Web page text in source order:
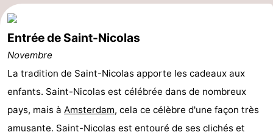
Entrée de Saint-Nicolas
Novembre
La tradition de Saint-Nicolas apporte les cadeaux aux
enfants. Saint-Nicolas est célébrée dans de nombreux
pays, mais à Amsterdam, cela ce célèbre d'une façon très
amusante. Saint-Nicolas est entouré de ses clichés et